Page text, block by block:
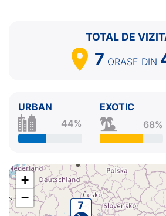
TOTAL DE
7 ORASE DIN
URBAN
44%
EXOTIC
68%
+
−